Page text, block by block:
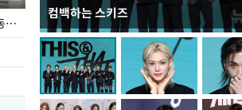
더불어민주당 당대표·최고위원 후보 합동연설회
컴백하는 스키즈
이 대통령, 국가폭력 피해자에 위로·
가 책임지고 치유"